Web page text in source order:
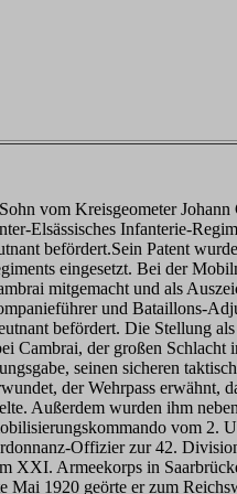
vom Kreisgeometer
Elsässisches Infanterie-
befördert.Sein Patent
eingesetzt. Bei der
mitgemacht und als
und Bataillons-
befördert. Die Stellung
Cambrai, der großen Schlacht
seinen sicheren
der Wehrpass erwähnt,
Außerdem wurden ihm
vom 2.
Offizier zur 42.
XXI. Armeekorps in
Mai 1920 geörte er zum